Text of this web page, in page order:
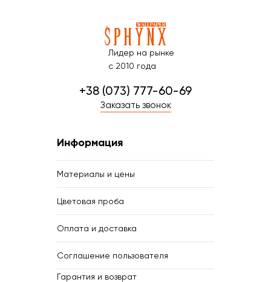
Лидер на рынке
с 2010 года
+38 (073) 777-60-69
Заказать звонок
Информация
Материалы и цены
Цветовая проба
Оплата и доставка
Соглашение пользователя
Гарантия и возврат